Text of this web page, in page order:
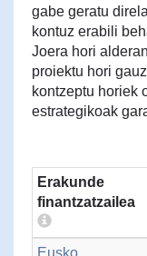
gabe geratu
kontuz erabili
Joera hori
proiektu hori
kontzeptu horiek
estrategikoak
Erakunde
finantzatzailea
Eusko